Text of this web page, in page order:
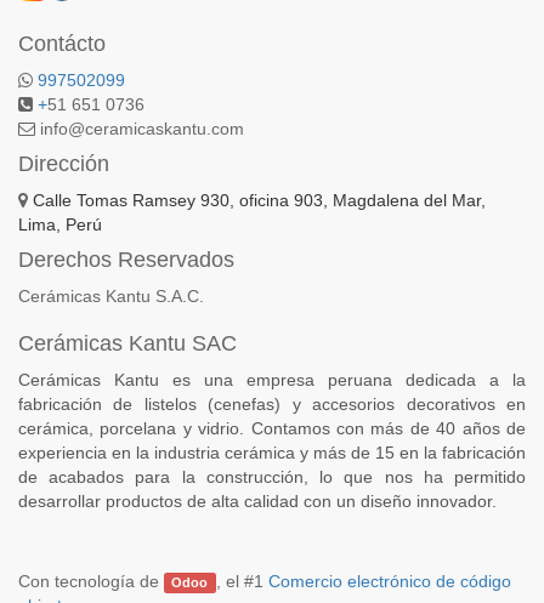
Contácto
997502099
+51 651 0736
info@ceramicaskantu.com
Dirección
Calle Tomas Ramsey 930, oficina 903, Magdalena del Mar,
Lima, Perú
Derechos Reservados
Cerámicas Kantu S.A.C.
Cerámicas Kantu SAC
Cerámicas Kantu es una empresa peruana dedicada a la
fabricación de listelos (cenefas) y accesorios decorativos en
cerámica, porcelana y vidrio. Contamos con más de 40 años de
experiencia en la industria cerámica y más de 15 en la fabricación
de acabados para la construcción, lo que nos ha permitido
desarrollar productos de alta calidad con un diseño innovador.
Con tecnología de Odoo , el #1 Comercio electrónico de código